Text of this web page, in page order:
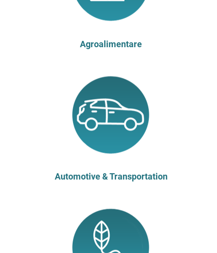
Agroalimentare
Automotive & Transportation